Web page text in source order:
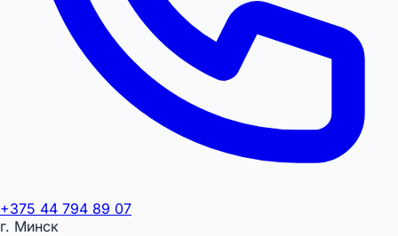
+375 44 794 89 07
г. Минск